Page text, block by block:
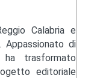
Calabria e
Appassionato di
trasformato
editoriale